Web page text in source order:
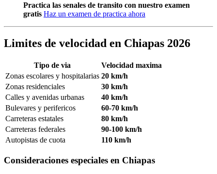
Practica las senales de transito con nuestro examen
gratis Haz un examen de practica ahora
Limites de velocidad en Chiapas 2026
Tipo de via
Velocidad maxima
Zonas escolares y hospitalarias 20 km/h
Zonas residenciales
30 km/h
Calles y avenidas urbanas
40 km/h
Bulevares y perifericos
60-70 km/h
Carreteras estatales
80 km/h
Carreteras federales
90-100 km/h
Autopistas de cuota
110 km/h
Consideraciones especiales en Chiapas